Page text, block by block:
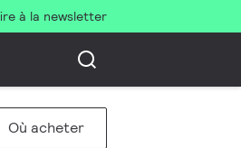
à la newsletter
Où acheter